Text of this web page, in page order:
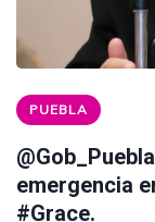
PUEBLA
emergencia
#Grace.